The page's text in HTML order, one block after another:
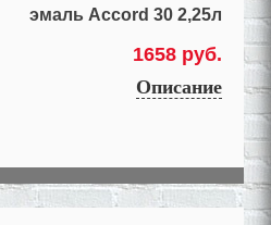
эмаль Accord 30 2,25л
1658 руб.
Описание